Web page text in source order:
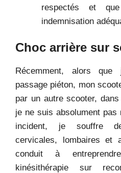
respectés et
indemnisation
Choc arrière sur
Récemment, alors
passage piéton, mon
par un autre scooter,
je ne suis absolument pas
incident, je souffre
cervicales, lombaires et
conduit à
kinésithérapie sur